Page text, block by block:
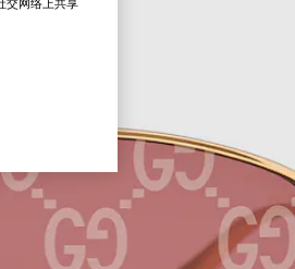
交网络上共享